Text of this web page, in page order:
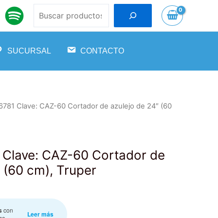
Buscar
SUCURSAL CONTACTO
Clave: CAZ-60 Cortador de azulejo de 24″ (60
CAZ-60 Cortador de
cm), Truper
con
Leer más